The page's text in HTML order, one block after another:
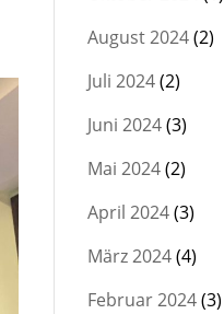
August 2024(2)
Juli 2024(2)
Juni 2024(3)
Mai 2024(2)
April 2024(3)
März 2024(4)
Februar 2024(3)